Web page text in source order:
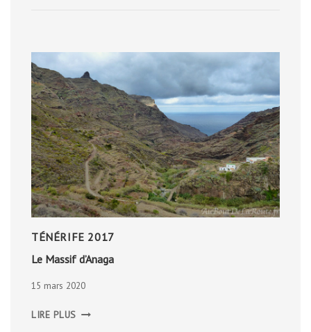
TÉNÉRIFE 2017
Le Massif d’Anaga
15 mars 2020
LIRE PLUS MASSIF